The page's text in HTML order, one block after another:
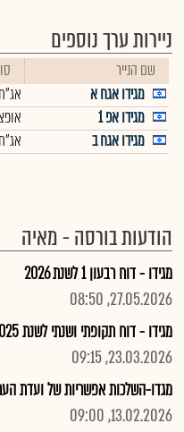
ניירות ערך נוספים
שם הנייר
מגידו אגח א
מגידו אפ 1
מגידו אגח ב
הודעות בורסה - מאיה
מגידו - דוח רבעון 1 לשנת 2026
27.05.2026, 08:50
מגידו - דוח תקופתי ושנתי לשנת 2025
23.03.2026, 09:15
מגדו-השלכות אפשריות של ועדת
13.02.2026, 09:00